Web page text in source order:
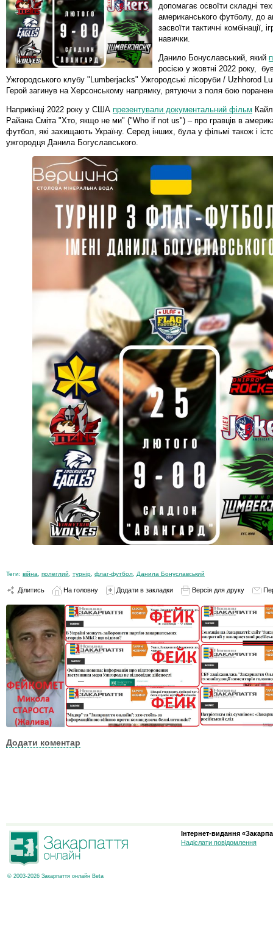
допомагає освоїти складні
американського футболу, до
засвоїти тактичні комбінації,
навички.
Данило Бонуславський, який
росією у жовтні 2022 року,
Ужгородського клубу "Lumberjacks" Ужгородські лісоруби / Uzhhorod
Герой загинув на Херсонському напрямку, рятуючи з поля бою
Наприкінці 2022 року у США презентували документальний фільм
Райана Сміта "Хто, якщо не ми" ("Who if not us") – про гравців в
футбол, які захищають Україну. Серед інших, була у фільмі також і
ужгородця Данила Богуславського.
Теги: війна полеглий турнір флаг-футбол Данила Бонуславський
Ділитись На головну Додати в закладки Версія для друку
Додати коментар
© 2003-2026 Закарпаття онлайн Beta
Інтернет-видання
Надіслати повідомлення